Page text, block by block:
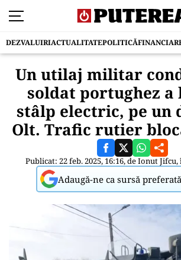
DEZVALUIRIACTUALITATEPOLITICĂFINANCIAR
Un utilaj militar
soldat portughez
stâlp electric, pe un
Olt. Trafic rutier
Publicat: 22 feb. 2025, 16:16, deIonut Jifcu,
Adaugă-ne ca sursă